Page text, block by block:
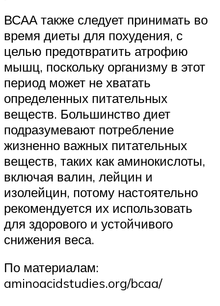
ВСАА также следует принимать во
время диеты для похудения, с
целью предотвратить атрофию
мышц, поскольку организму в этот
период может не хватать
определенных питательных
веществ. Большинство диет
подразумевают потребление
жизненно важных питательных
веществ, таких как аминокислоты,
включая валин, лейцин и
изолейцин, потому настоятельно
рекомендуется их использовать
для здорового и устойчивого
снижения веса.
По материалам:
aminoacidstudies.org/bcaa/